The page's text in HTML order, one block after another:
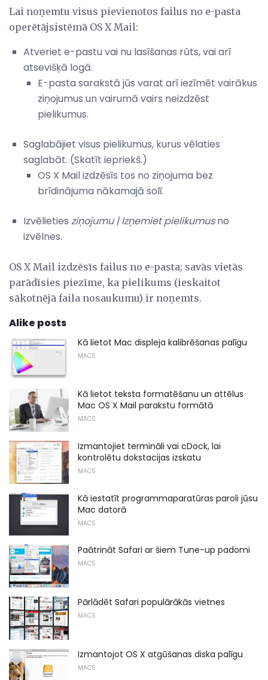
Lai noņemtu visus pievienotos failus no e-pasta
operētājsistēmā OS X Mail:
Atveriet e-pastu vai nu lasīšanas rūts, vai arī
atsevišķā logā.
E-pasta sarakstā jūs varat arī iezīmēt vairākus
ziņojumus un vairumā vairs neizdzēst
pielikumus.
Saglabājiet visus pielikumus, kurus vēlaties
saglabāt. (Skatīt iepriekš.)
OS X Mail izdzēsīs tos no ziņojuma bez
brīdinājuma nākamajā solī.
Izvēlieties ziņojumu | Izņemiet pielikumusno
izvēlnes.
OS X Mail izdzēsīs failus no e-pasta; savās vietās
parādīsies piezīme, ka pielikums (ieskaitot
sākotnējā faila nosaukumu) ir noņemts.
Alike posts
Kā lietot Mac displeja kalibrēšanas palīgu
MACS
Kā lietot teksta formatēšanu un attēlus
Mac OS X Mail parakstu formātā
MACS
Izmantojiet termināli vai cDock, lai
kontrolētu dokstacijas izskatu
MACS
Kā iestatīt programmaparatūras paroli jūsu
Mac datorā
MACS
Paātrināt Safari ar šiem Tune-up padomi
MACS
Pārlādēt Safari populārākās vietnes
MACS
Izmantojot OS X atgūšanas diska palīgu
MACS